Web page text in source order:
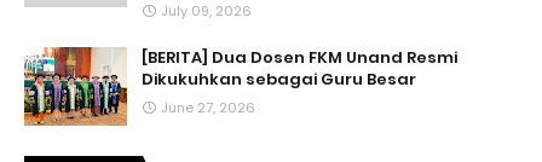
July 09, 2026
[BERITA] Dua Dosen FKM Unand Resmi
Dikukuhkan sebagai Guru Besar
June 27, 2026